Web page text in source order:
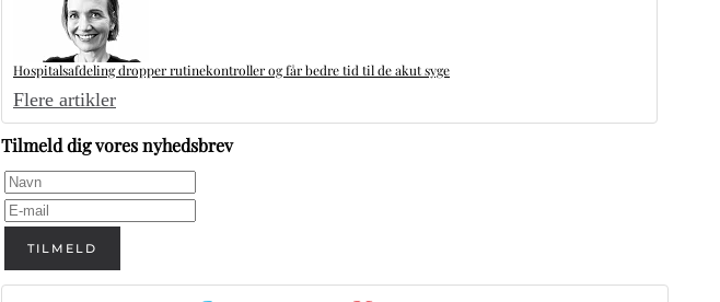
Hospitalsafdeling dropper rutinekontroller og får bedre tid til de akut syge
Flere artikler
Tilmeld dig vores nyhedsbrev
TILMELD